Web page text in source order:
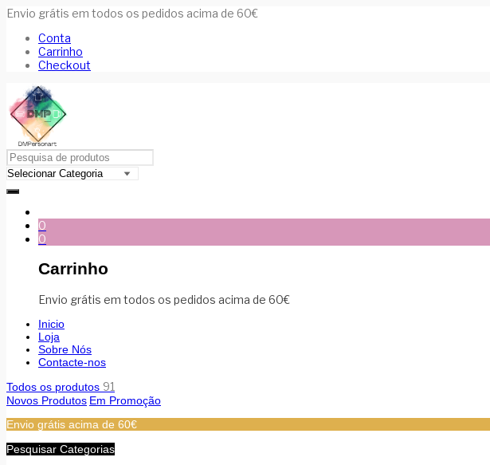
Envio grátis em todos os pedidos acima de 60€
Conta
Carrinho
Checkout
0
0
Carrinho
Envio grátis em todos os pedidos acima de 60€
Inicio
Loja
Sobre Nós
Contacte-nos
Todos os produtos 91
Novos Produtos Em Promoção
Envio grátis acima de 60€
Pesquisar Categorias